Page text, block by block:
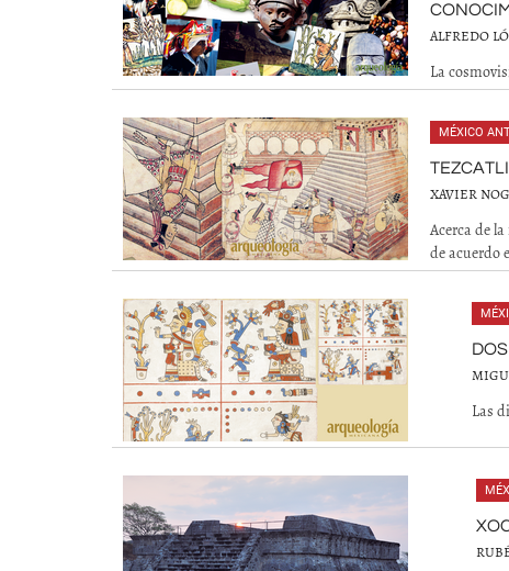
ALFREDO
La
MÉXICO
XAVIER
Acerca de
de acuerdo
Las